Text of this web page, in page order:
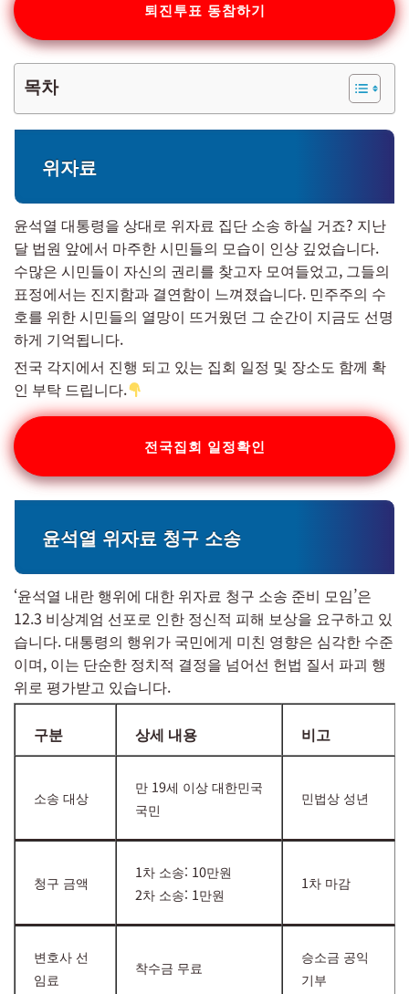
퇴진투표 동참하기
목차
위자료
윤석열 대통령을 상대로 위자료 집단 소송 하실 거죠? 지난
달 법원 앞에서 마주한 시민들의 모습이 인상 깊었습니다.
수많은 시민들이 자신의 권리를 찾고자 모여들었고, 그들의
표정에서는 진지함과 결연함이 느껴졌습니다. 민주주의 수
호를 위한 시민들의 열망이 뜨거웠던 그 순간이 지금도 선명
하게 기억됩니다.
전국 각지에서 진행 되고 있는 집회 일정 및 장소도 함께 확
인 부탁 드립니다.
전국집회 일정확인
윤석열 위자료 청구 소송
‘윤석열 내란 행위에 대한 위자료 청구 소송 준비 모임’은
12.3 비상계엄 선포로 인한 정신적 피해 보상을 요구하고 있
습니다. 대통령의 행위가 국민에게 미친 영향은 심각한 수준
이며, 이는 단순한 정치적 결정을 넘어선 헌법 질서 파괴 행
위로 평가받고 있습니다.
구분 상세 내용 비고
소송 대상
만 19세 이상 대한민국
국민
민법상 성년
청구 금액
1차 소송: 10만원
2차 소송: 1만원
1차 마감
변호사 선
임료
착수금 무료
승소금 공익
기부